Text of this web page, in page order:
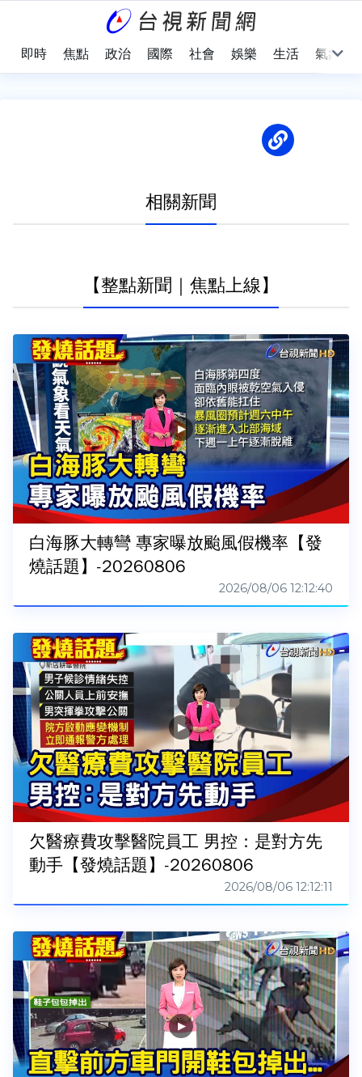
即時 焦點 政治 國際 社會 娛樂 生活 氣象
相關新聞
【整點新聞｜焦點上線】
白海豚大轉彎 專家曝放颱風假機率【發
燒話題】-20260806
2026/08/06 12:12:40
欠醫療費攻擊醫院員工 男控：是對方先
動手【發燒話題】-20260806
2026/08/06 12:12:11